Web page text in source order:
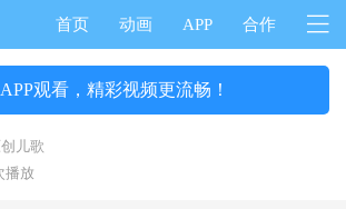
首页 动画 APP 合作
观看，精彩视频更流畅！
儿歌
播放